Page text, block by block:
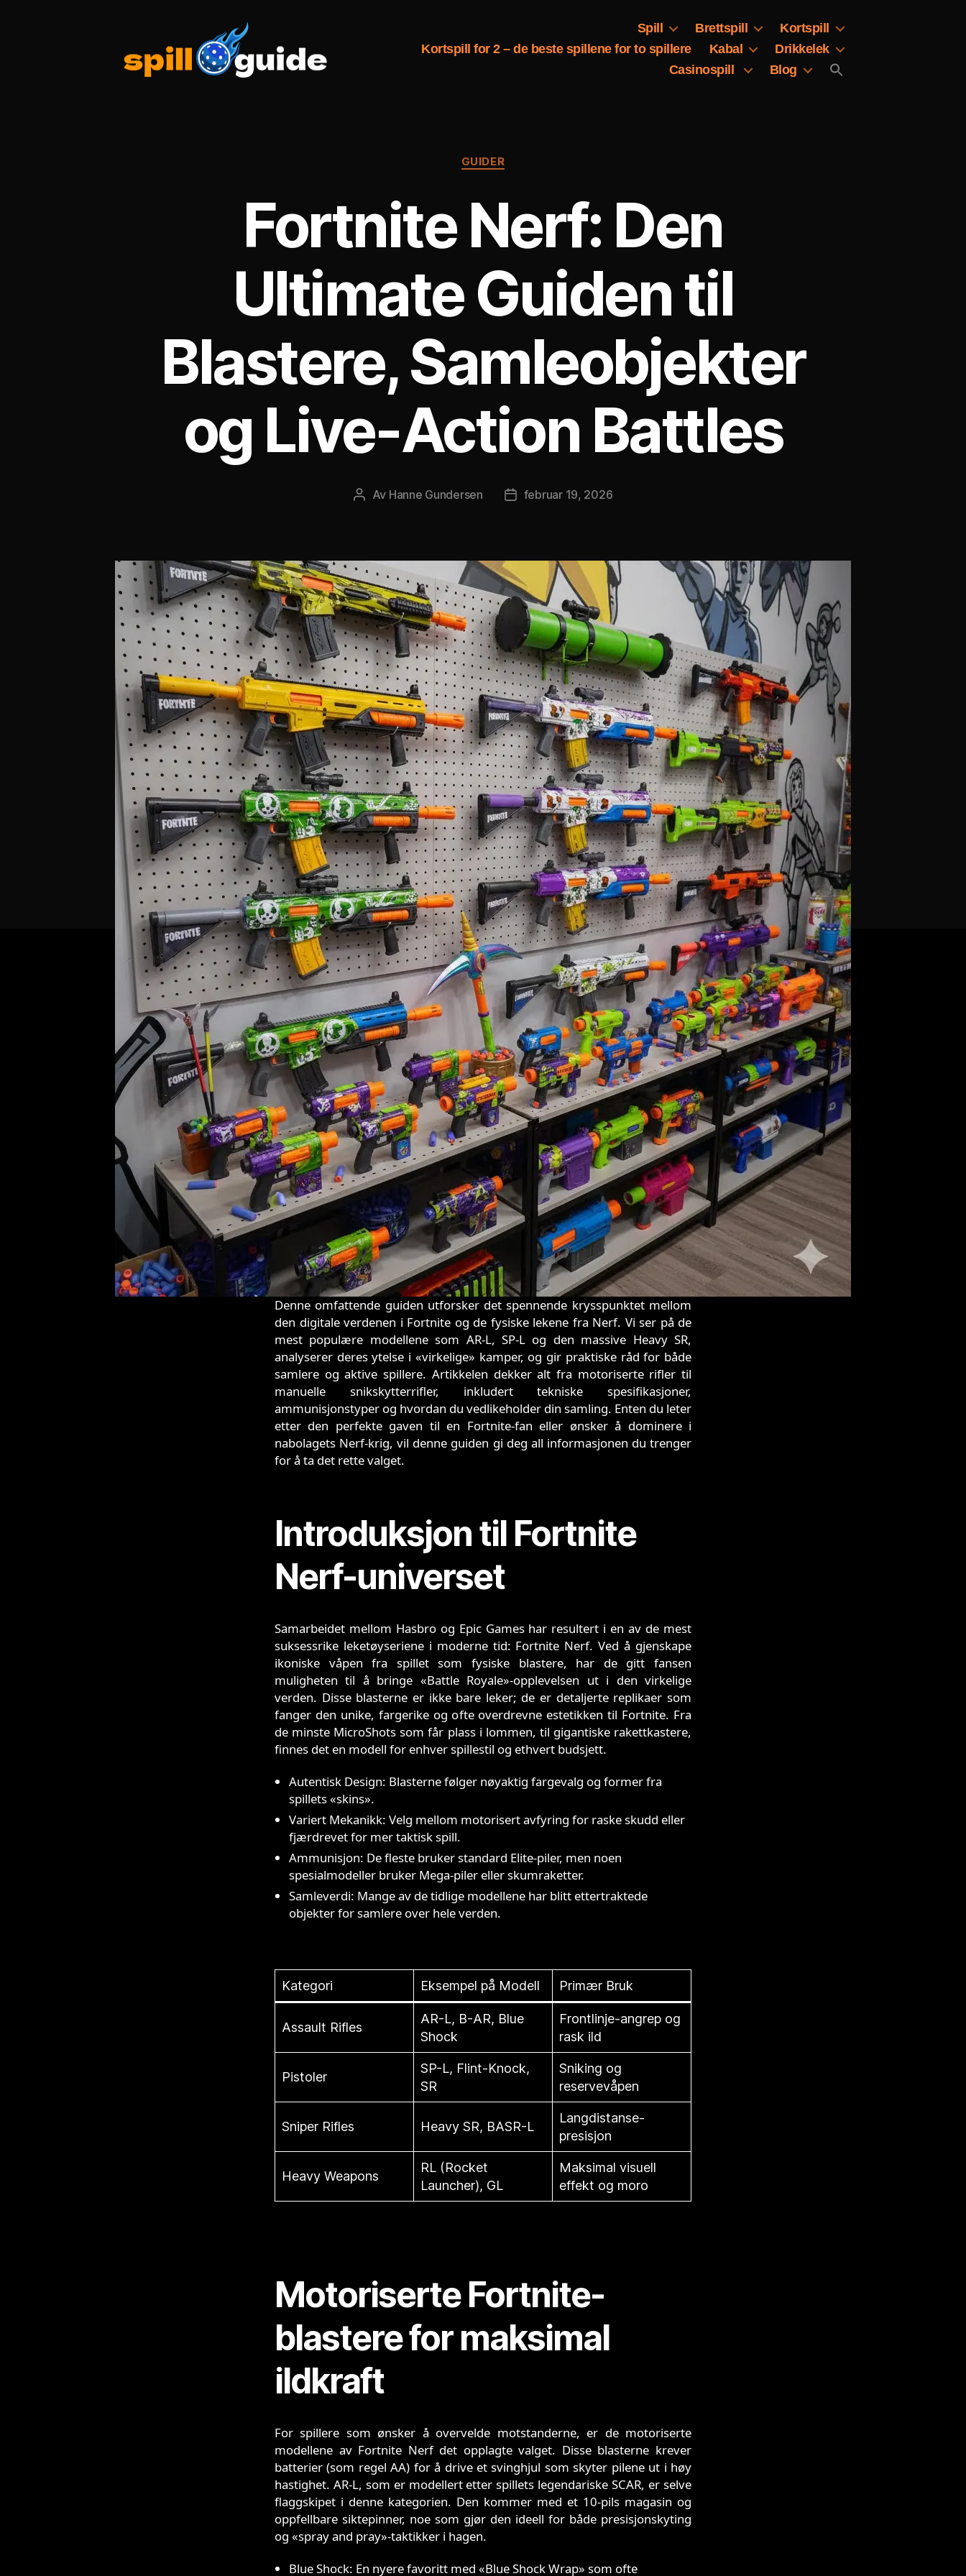
Spill Brettspill
Kortspill
Kortspill for 2 – de beste spillene for to spillere
Kabal
Drikkelek
Casinospill
Blog
Kategorier
GUIDER
Fortnite Nerf: Den
Ultimate Guiden til
Blastere, Samleobjekter
og Live-Action Battles
Innleggsforfatter
Av Hanne Gundersen Publiseringsdato
februar 19, 2026
Denne omfattende guiden utforsker det spennende krysspunktet mellom
den digitale verdenen i Fortnite og de fysiske lekene fra Nerf. Vi ser på de
mest populære modellene som AR-L, SP-L og den massive Heavy SR,
analyserer deres ytelse i «virkelige» kamper, og gir praktiske råd for både
samlere og aktive spillere. Artikkelen dekker alt fra motoriserte rifler til
manuelle snikskytterrifler, inkludert tekniske spesifikasjoner,
ammunisjonstyper og hvordan du vedlikeholder din samling. Enten du leter
etter den perfekte gaven til en Fortnite-fan eller ønsker å dominere i
nabolagets Nerf-krig, vil denne guiden gi deg all informasjonen du trenger
for å ta det rette valget.
Introduksjon til Fortnite
Nerf-universet
Samarbeidet mellom Hasbro og Epic Games har resultert i en av de mest
suksessrike leketøyseriene i moderne tid: Fortnite Nerf. Ved å gjenskape
ikoniske våpen fra spillet som fysiske blastere, har de gitt fansen
muligheten til å bringe «Battle Royale»-opplevelsen ut i den virkelige
verden. Disse blasterne er ikke bare leker; de er detaljerte replikaer som
fanger den unike, fargerike og ofte overdrevne estetikken til Fortnite. Fra
de minste MicroShots som får plass i lommen, til gigantiske rakettkastere,
finnes det en modell for enhver spillestil og ethvert budsjett.
Autentisk Design: Blasterne følger nøyaktig fargevalg og former fra
spillets «skins».
Variert Mekanikk: Velg mellom motorisert avfyring for raske skudd eller
fjærdrevet for mer taktisk spill.
Ammunisjon: De fleste bruker standard Elite-piler, men noen
spesialmodeller bruker Mega-piler eller skumraketter.
Samleverdi: Mange av de tidlige modellene har blitt ettertraktede
objekter for samlere over hele verden.
Kategori Eksempel på Modell Primær Bruk
Assault Rifles
AR-L, B-AR, Blue
Shock
Frontlinje-angrep og
rask ild
Pistoler
SP-L, Flint-Knock,
SR
Sniking og
reservevåpen
Sniper Rifles Heavy SR, BASR-L
Langdistanse-
presisjon
Heavy Weapons
RL (Rocket
Launcher), GL
Maksimal visuell
effekt og moro
Motoriserte Fortnite-
blastere for maksimal
ildkraft
For spillere som ønsker å overvelde motstanderne, er de motoriserte
modellene av Fortnite Nerf det opplagte valget. Disse blasterne krever
batterier (som regel AA) for å drive et svinghjul som skyter pilene ut i høy
hastighet. AR-L, som er modellert etter spillets legendariske SCAR, er selve
flaggskipet i denne kategorien. Den kommer med et 10-pils magasin og
oppfellbare siktepinner, noe som gjør den ideell for både presisjonskyting
og «spray and pray»-taktikker i hagen.
Blue Shock: En nyere favoritt med «Blue Shock Wrap» som ofte